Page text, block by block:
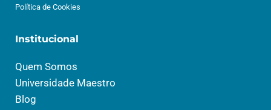
Política de Cookies
Institucional
Quem Somos
Universidade Maestro
Blog